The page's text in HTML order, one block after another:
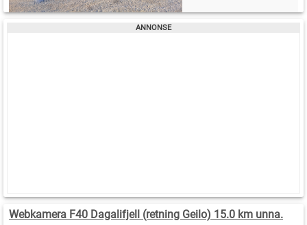
Webkamera F40 Dagalifjell (retning Geilo) 15.0 km unna.